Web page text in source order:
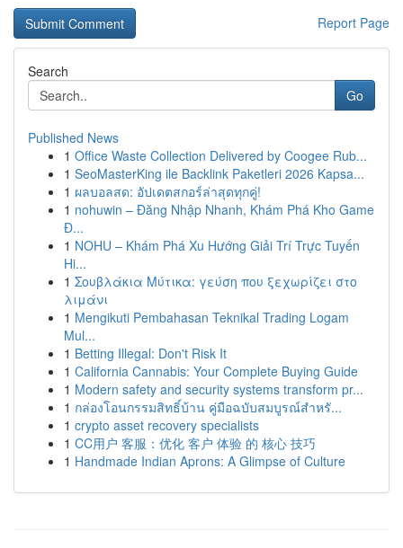
Report Page
Search
Go
Published News
1 Office Waste Collection Delivered by Coogee Rub...
1 SeoMasterKing ile Backlink Paketleri 2026 Kapsa...
1 ผลบอลสด: อัปเดตสกอร์ล่าสุดทุกคู่!
1 nohuwin – Đăng Nhập Nhanh, Khám Phá Kho Game
Đ...
1 NOHU – Khám Phá Xu Hướng Giải Trí Trực Tuyến
Hi...
1 Σουβλάκια Μύτικα: γεύση που ξεχωρίζει στο
λιμάνι
1 Mengikuti Pembahasan Teknikal Trading Logam
Mul...
1 Betting Illegal: Don't Risk It
1 California Cannabis: Your Complete Buying Guide
1 Modern safety and security systems transform pr...
1 กล่องโอนกรรมสิทธิ์บ้าน คู่มือฉบับสมบูรณ์สำหรั...
1 crypto asset recovery specialists
1 CC用户 客服：优化 客户 体验 的 核心 技巧
1 Handmade Indian Aprons: A Glimpse of Culture